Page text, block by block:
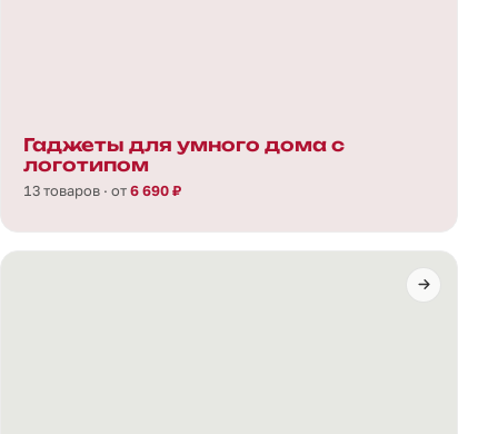
Гаджеты для умного дома с
логотипом
13 товаров · от6 690 ₽